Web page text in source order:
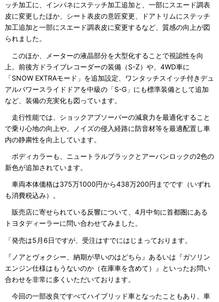
ッチ加工に、インパネにステッチ加工追加と、一部にスエード調表
皮に変更したほか、シート表皮の意匠変更、ドアトリムにステッチ
加工追加と一部にスエード調表皮に変更するなど、質感の向上が図
られました。
このほか、メーターの液晶部分を大型化することで視認性を向
上。前後方ドライブレコーダーの装備（S-Z）や、4WD車に
「SNOW EXTRAモード」を追加設定、ワンタッチスイッチ付きデュ
アルパワースライドドアを中級の「S-G」にも標準装備として追加
など、装備の充実化も図っています。
走行性能では、ショックアブソーバーの減衰力を最適化すること
で乗り心地の向上や、ノイズの侵入経路に防音材等を最適配置し車
内の静粛性を向上しています。
ボディカラーも、ニュートラルブラックとアーバンロックの2色の
新色が追加されています。
車両本体価格は375万1000円から438万200円までです（いずれ
も消費税込み）。
販売店に寄せられている反響について、4月中旬に首都圏にある
トヨタディーラーに問い合わせてみました。
「発売は5月6日ですが、受注はすでにはじまっております。
『ノアとヴォクシー、納期が早いのはどちら』あるいは『ガソリン
エンジン仕様はもうないのか（在庫車を含めて）』といったお問い
合わせを非常に多くいただいております。
今回の一部改良ですべてハイブリッド車となったこともあり、車